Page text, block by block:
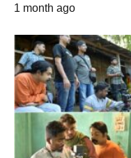
1 month ago